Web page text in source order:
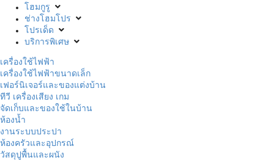
โฮมกูรู
ช่างโฮมโปร
โปรเด็ด
บริการพิเศษ
เครื่องใช้ไฟฟ้า
เครื่องใช้ไฟฟ้าขนาดเล็ก
เฟอร์นิเจอร์และของแต่งบ้าน
ทีวี เครื่องเสียง เกม
จัดเก็บและของใช้ในบ้าน
ห้องน้ำ
งานระบบประปา
ห้องครัวและอุปกรณ์
วัสดุปูพื้นและผนัง